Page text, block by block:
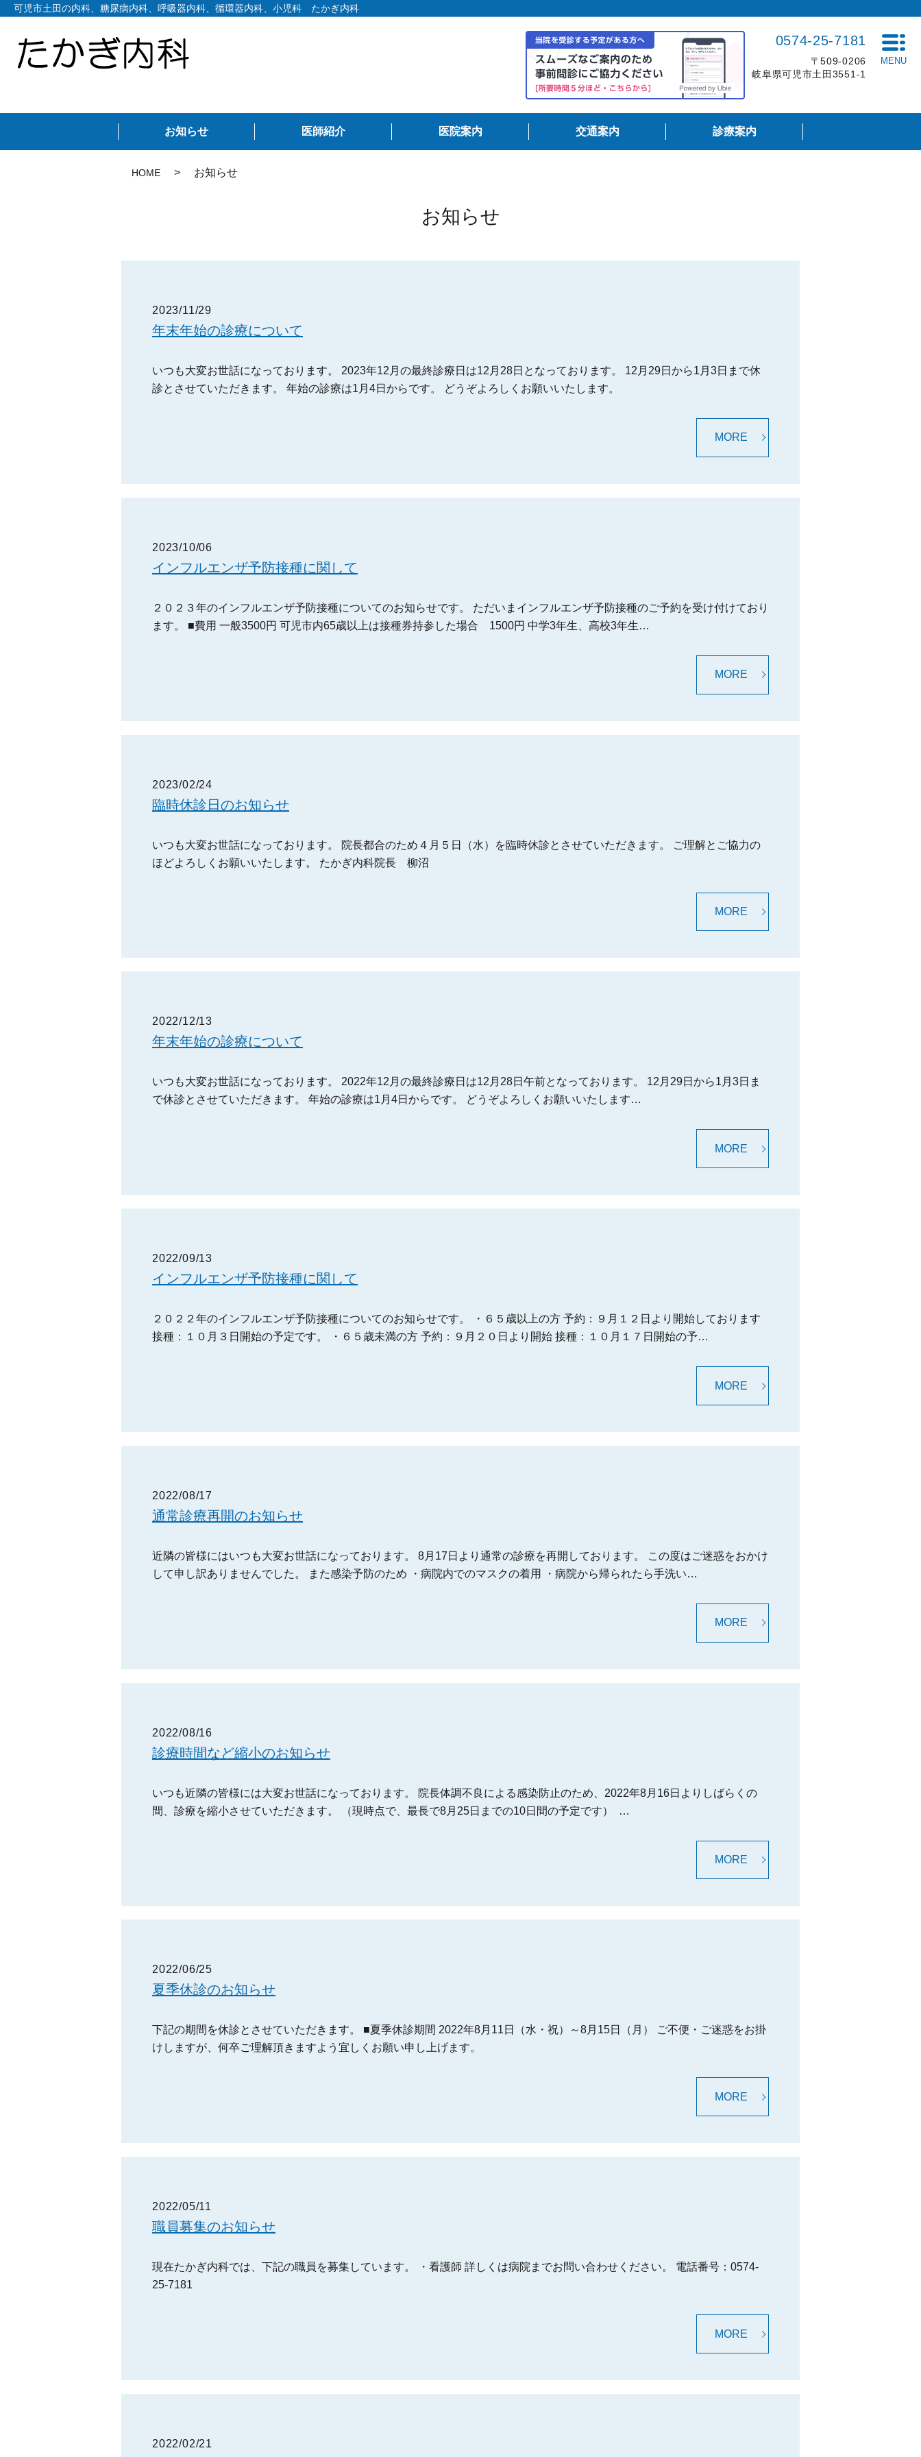
可児市土田の内科、糖尿病内科、呼吸器内科、循環器内科、小児科 たかぎ内科
0574-25-7181
〒509-0206
岐阜県可児市土田3551-1
MENU
お知らせ 医師紹介 医院案内 交通案内 診療案内
HOME お知らせ
お知らせ
2023/11/29
年末年始の診療について
いつも大変お世話になっております。 2023年12月の最終診療日は12月28日となっております。 12月29日から1月3日まで休
診とさせていただきます。 年始の診療は1月4日からです。 どうぞよろしくお願いいたします。
MORE
2023/10/06
インフルエンザ予防接種に関して
２０２３年のインフルエンザ予防接種についてのお知らせです。 ただいまインフルエンザ予防接種のご予約を受け付けており
ます。 ■費用 一般3500円 可児市内65歳以上は接種券持参した場合 1500円 中学3年生、高校3年生…
MORE
2023/02/24
臨時休診日のお知らせ
いつも大変お世話になっております。 院長都合のため４月５日（水）を臨時休診とさせていただきます。 ご理解とご協力の
ほどよろしくお願いいたします。 たかぎ内科院長 柳沼
MORE
2022/12/13
年末年始の診療について
いつも大変お世話になっております。 2022年12月の最終診療日は12月28日午前となっております。 12月29日から1月3日ま
で休診とさせていただきます。 年始の診療は1月4日からです。 どうぞよろしくお願いいたします…
MORE
2022/09/13
インフルエンザ予防接種に関して
２０２２年のインフルエンザ予防接種についてのお知らせです。 ・６５歳以上の方 予約：９月１２日より開始しております
接種：１０月３日開始の予定です。 ・６５歳未満の方 予約：９月２０日より開始 接種：１０月１７日開始の予…
MORE
2022/08/17
通常診療再開のお知らせ
近隣の皆様にはいつも大変お世話になっております。 8月17日より通常の診療を再開しております。 この度はご迷惑をおかけ
して申し訳ありませんでした。 また感染予防のため ・病院内でのマスクの着用 ・病院から帰られたら手洗い…
MORE
2022/08/16
診療時間など縮小のお知らせ
いつも近隣の皆様には大変お世話になっております。 院長体調不良による感染防止のため、2022年8月16日よりしばらくの
間、診療を縮小させていただきます。 （現時点で、最長で8月25日までの10日間の予定です） …
MORE
2022/06/25
夏季休診のお知らせ
下記の期間を休診とさせていただきます。 ■夏季休診期間 2022年8月11日（水・祝）～8月15日（月） ご不便・ご迷惑をお掛
けしますが、何卒ご理解頂きますよう宜しくお願い申し上げます。
MORE
2022/05/11
職員募集のお知らせ
現在たかぎ内科では、下記の職員を募集しています。 ・看護師 詳しくは病院までお問い合わせください。 電話番号：0574-
25-7181
MORE
2022/02/21